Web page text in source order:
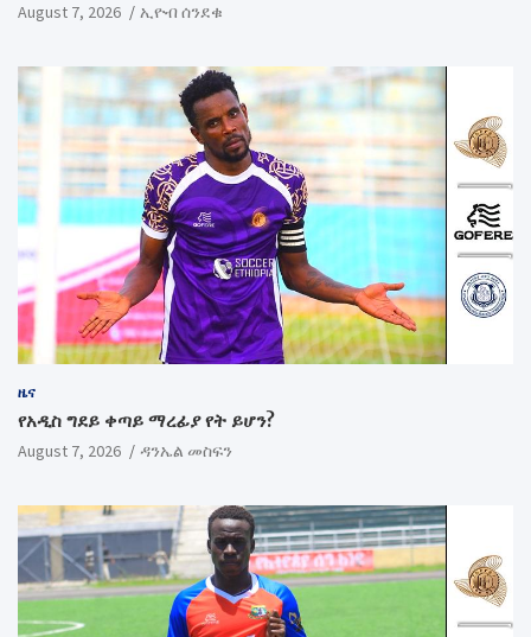
August 7, 2026 ኢዮብ ሰንደቁ
ዜና
የአዲስ ግደይ ቀጣይ ማረፊያ የት ይሆን?
August 7, 2026 ዳንኤል መስፍን